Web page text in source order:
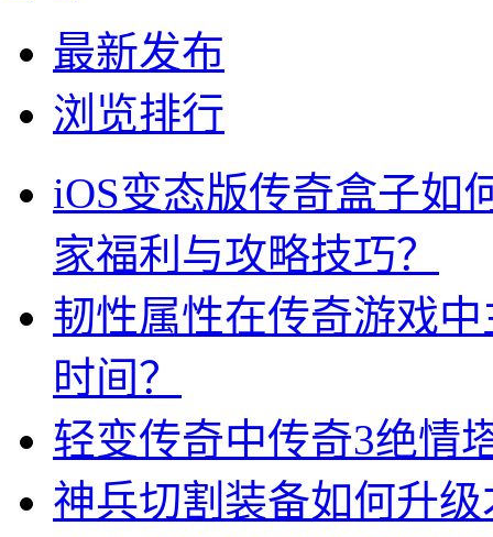
最新发布
浏览排行
iOS变态版传奇盒子如
家福利与攻略技巧？
韧性属性在传奇游戏
时间？
轻变传奇中传奇3绝情
神兵切割装备如何升